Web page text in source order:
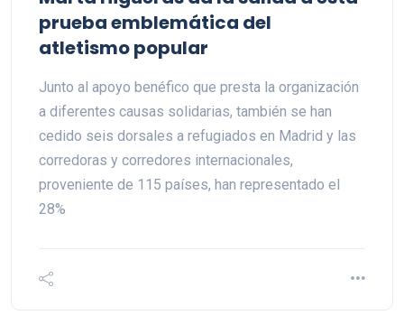
prueba emblemática del
atletismo popular
Junto al apoyo benéfico que presta la organización
a diferentes causas solidarias, también se han
cedido seis dorsales a refugiados en Madrid y las
corredoras y corredores internacionales,
proveniente de 115 países, han representado el
28%